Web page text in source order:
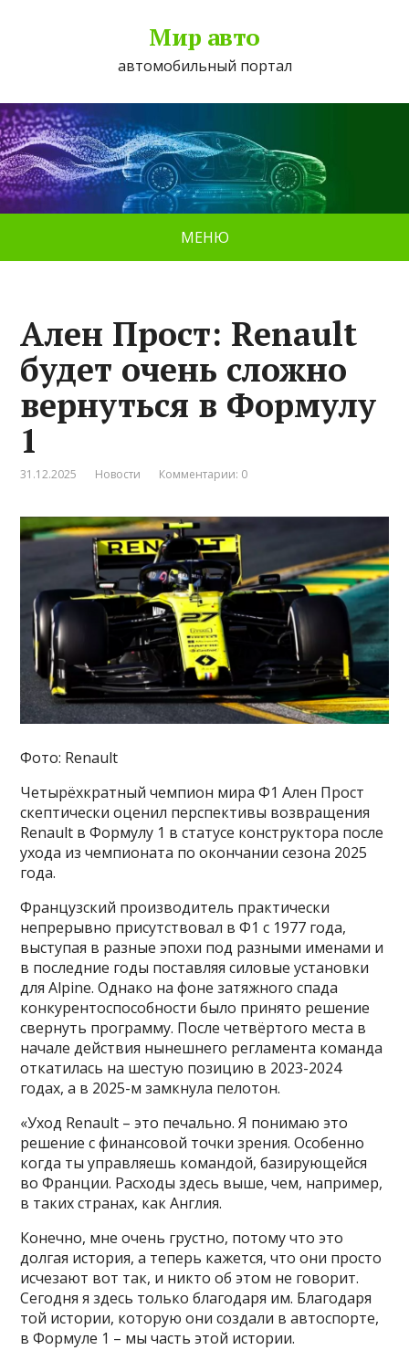
Мир авто
автомобильный портал
МЕНЮ
Ален Прост: Renault
будет очень сложно
вернуться в Формулу
1
31.12.2025 Новости Комментарии: 0
Фото: Renault
Четырёхкратный чемпион мира Ф1 Ален Прост
скептически оценил перспективы возвращения
Renault в Формулу 1 в статусе конструктора после
ухода из чемпионата по окончании сезона 2025
года.
Французский производитель практически
непрерывно присутствовал в Ф1 с 1977 года,
выступая в разные эпохи под разными именами и
в последние годы поставляя силовые установки
для Alpine. Однако на фоне затяжного спада
конкурентоспособности было принято решение
свернуть программу. После четвёртого места в
начале действия нынешнего регламента команда
откатилась на шестую позицию в 2023-2024
годах, а в 2025-м замкнула пелотон.
«Уход Renault – это печально. Я понимаю это
решение с финансовой точки зрения. Особенно
когда ты управляешь командой, базирующейся
во Франции. Расходы здесь выше, чем, например,
в таких странах, как Англия.
Конечно, мне очень грустно, потому что это
долгая история, а теперь кажется, что они просто
исчезают вот так, и никто об этом не говорит.
Сегодня я здесь только благодаря им. Благодаря
той истории, которую они создали в автоспорте,
в Формуле 1 – мы часть этой истории.